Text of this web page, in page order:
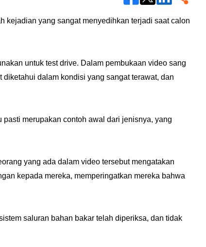
kejadian yang sangat menyedihkan terjadi saat calon
untuk test drive. Dalam pembukaan video sang
dalam kondisi yang sangat terawat, dan
merupakan contoh awal dari jenisnya, yang
yang ada dalam video tersebut mengatakan
kepada mereka, memperingatkan mereka bahwa
saluran bahan bakar telah diperiksa, dan tidak